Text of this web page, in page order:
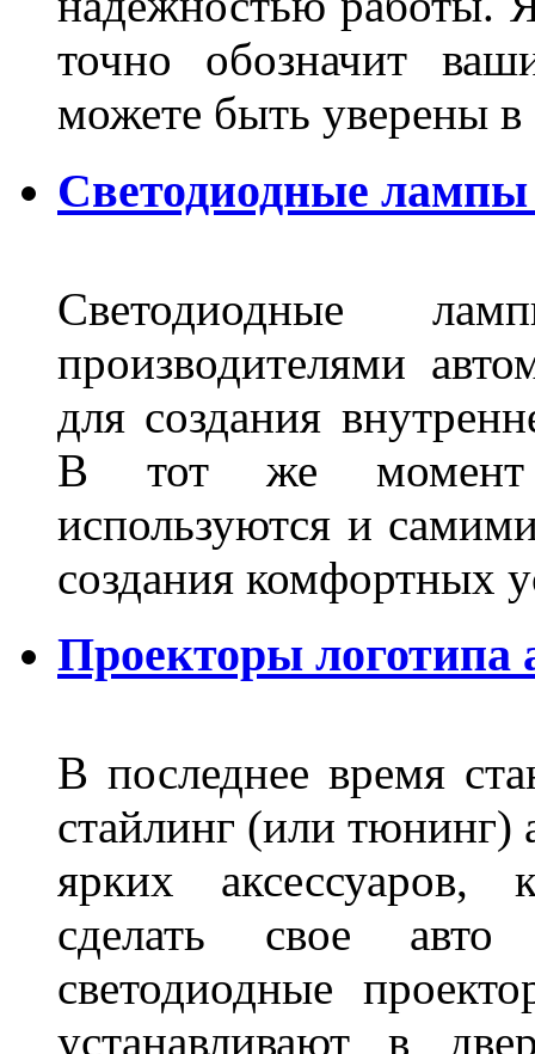
точно обозначит
можете быть уверены
Светодиодные
Светодиодные
производителями
для создания
В тот же момент
используются и
создания комфортных
Проекторы логотипа
В последнее время
стайлинг (или тюнинг)
ярких аксессуаров,
сделать свое
светодиодные
устанавливают в